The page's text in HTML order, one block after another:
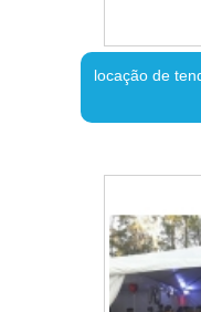
locação de